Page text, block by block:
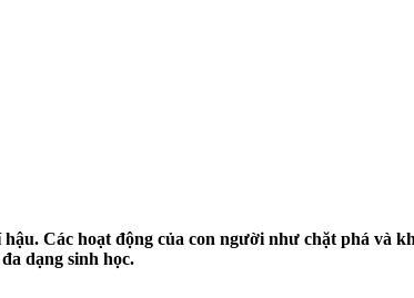
Các hoạt động của con người như chặt phá và
dạng sinh học.